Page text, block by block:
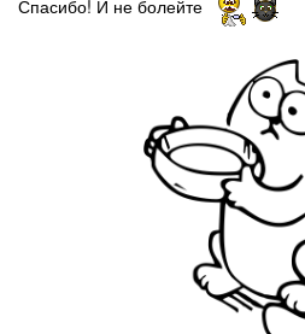
Спасибо! И не болейте